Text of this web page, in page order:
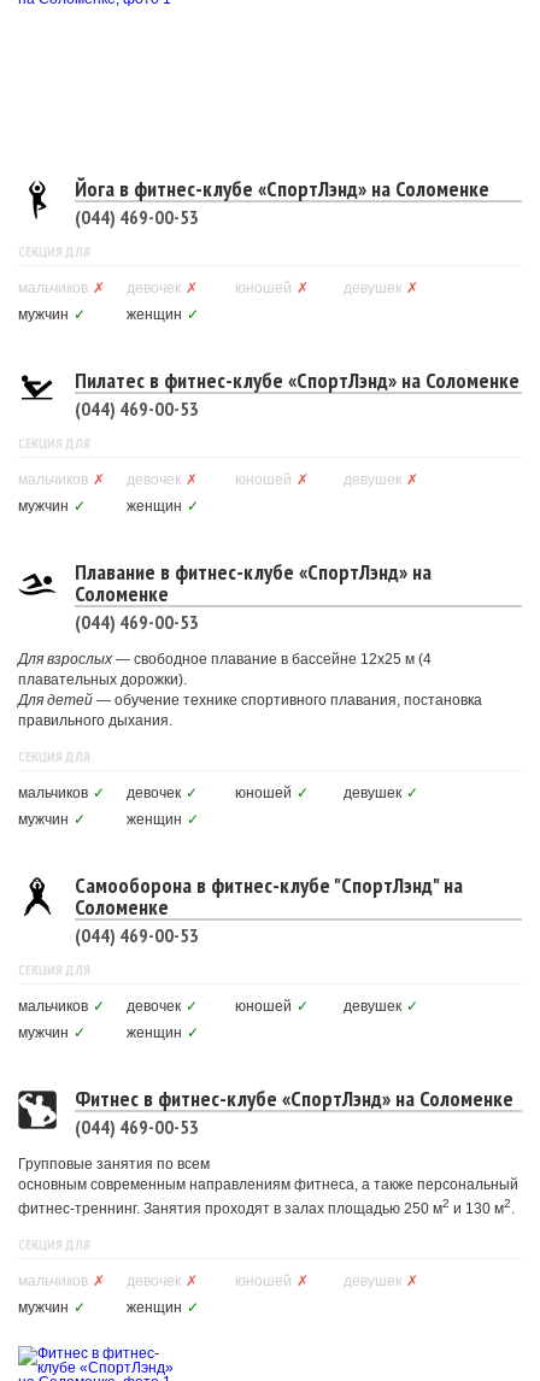
Йога в фитнес-клубе «СпортЛэнд» на Соломенке
(044) 469-00-53
СЕКЦИЯ ДЛЯ
мальчиков ✗ девочек ✗ юношей ✗ девушек ✗
мужчин ✓ женщин ✓
Пилатес в фитнес-клубе «СпортЛэнд» на Соломенке
(044) 469-00-53
СЕКЦИЯ ДЛЯ
мальчиков ✗ девочек ✗ юношей ✗ девушек ✗
мужчин ✓ женщин ✓
Плавание в фитнес-клубе «СпортЛэнд» на
Соломенке
(044) 469-00-53
Для взрослых — свободное плавание в бассейне 12х25 м (4
плавательных дорожки).
Для детей — обучение технике спортивного плавания, постановка
правильного дыхания.
СЕКЦИЯ ДЛЯ
мальчиков ✓ девочек ✓ юношей ✓ девушек ✓
мужчин ✓ женщин ✓
Самооборона в фитнес-клубе "СпортЛэнд" на
Соломенке
(044) 469-00-53
СЕКЦИЯ ДЛЯ
мальчиков ✓ девочек ✓ юношей ✓ девушек ✓
мужчин ✓ женщин ✓
Фитнес в фитнес-клубе «СпортЛэнд» на Соломенке
(044) 469-00-53
Групповые занятия по всем
основным современным направлениям фитнеса, а также персональный
фитнес-треннинг. Занятия проходят в залах площадью 250 м2 и 130 м2.
СЕКЦИЯ ДЛЯ
мальчиков ✗ девочек ✗ юношей ✗ девушек ✗
мужчин ✓ женщин ✓